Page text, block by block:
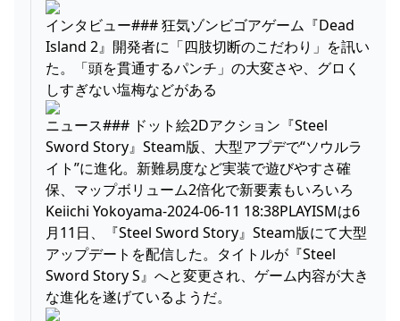
インタビュー### 狂気ゾンビゴアゲーム『Dead
Island 2』開発者に「四肢切断のこだわり」を訊い
た。「頭を貫通するパンチ」の大変さや、グロく
しすぎない塩梅などがある
ニュース### ドット絵2Dアクション『Steel
Sword Story』Steam版、大型アプデで“ソウルラ
イト”に進化。新難易度など実装で遊びやすさ確
保、マップボリューム2倍化で新要素もいろいろ
Keiichi Yokoyama-2024-06-11 18:38PLAYISMは6
月11日、『Steel Sword Story』Steam版にて大型
アップデートを配信した。タイトルが『Steel
Sword Story S』へと変更され、ゲーム内容が大き
な進化を遂げているようだ。